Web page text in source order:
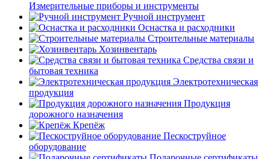
Измерительные приборы и инструменты
Ручной инструмент
Оснастка и расходники
Строительные материалы
Хозинвентарь
Средства связи и
бытовая техника
Электротехническая
продукция
Продукция
дорожного назначения
Крепёж
Пескоструйное
оборудование